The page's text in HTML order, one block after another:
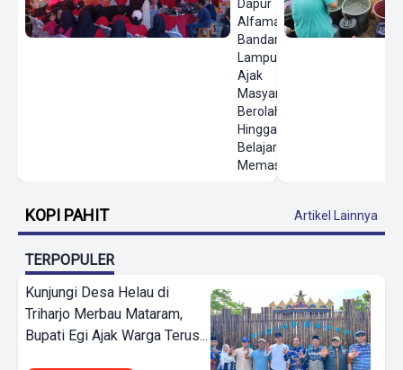
Dapur
Alfamart di
Bandar
Lampung,
Ajak
Masyarakat
Berolahraga
Hingga
Belajar
Memasak
KOPI PAHIT Artikel Lainnya
TERPOPULER
Kunjungi Desa Helau di
Triharjo Merbau Mataram,
Bupati Egi Ajak Warga Terus...